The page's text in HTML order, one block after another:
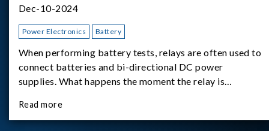
Dec-10-2024
Power Electronics Battery
When performing battery tests, relays are often used to
connect batteries and bi-directional DC power
supplies. What happens the moment the relay is
experimental equipment for this study.provides an
applicati
Read more